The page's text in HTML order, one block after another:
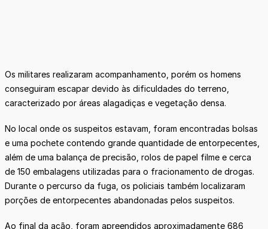
Os militares realizaram acompanhamento, porém os homens
conseguiram escapar devido às dificuldades do terreno,
caracterizado por áreas alagadiças e vegetação densa.
No local onde os suspeitos estavam, foram encontradas bolsas
e uma pochete contendo grande quantidade de entorpecentes,
além de uma balança de precisão, rolos de papel filme e cerca
de 150 embalagens utilizadas para o fracionamento de drogas.
Durante o percurso da fuga, os policiais também localizaram
porções de entorpecentes abandonadas pelos suspeitos.
Ao final da ação, foram apreendidos aproximadamente 686